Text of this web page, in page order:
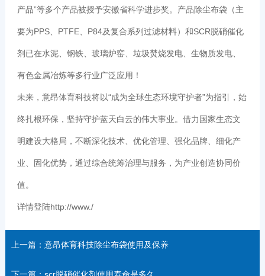
产品”等多个产品被授予安徽省科学进步奖。产品除尘布袋（主
要为PPS、PTFE、P84及复合系列过滤材料）和SCR脱硝催化
剂已在水泥、钢铁、玻璃炉窑、垃圾焚烧发电、生物质发电、
有色金属冶炼等多行业广泛应用！
未来，意昂体育科技将以“成为全球生态环境守护者”为指引，始
终扎根环保，坚持守护蓝天白云的伟大事业。借力国家生态文
明建设大格局，不断深化技术、优化管理、强化品牌、细化产
业、固化优势，通过综合统筹治理与服务，为产业创造协同价
值。
详情登陆http://www./
上一篇：意昂体育科技除尘布袋使用及保养